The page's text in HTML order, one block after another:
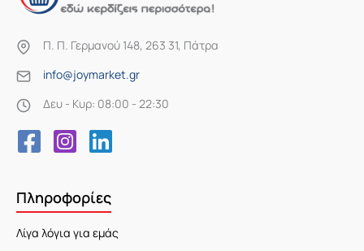
Π. Π. Γερμανού 148, 263 31, Πάτρα
info@joymarket.gr
Δευ - Κυρ: 08:00 - 22:30
Πληροφορίες
Λίγα λόγια για εμάς